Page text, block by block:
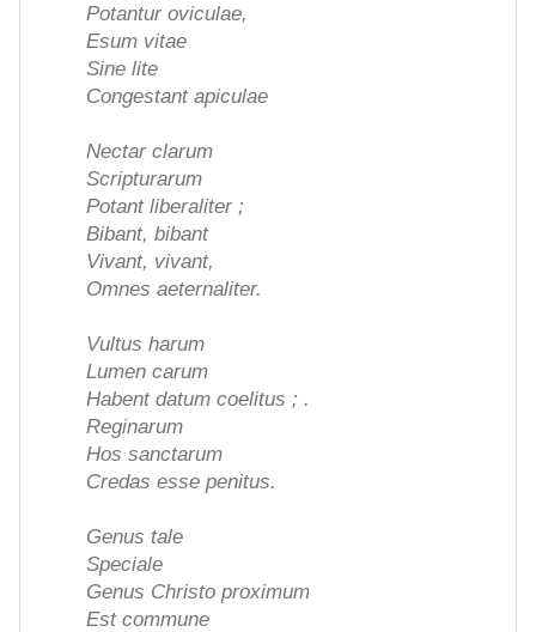
Potantur oviculae,
Esum vitae
Sine lite
Congestant apiculae
Nectar clarum
Scripturarum
Potant liberaliter ;
Bibant, bibant
Vivant, vivant,
Omnes aeternaliter.
Vultus harum
Lumen carum
Habent datum coelitus ; .
Reginarum
Hos sanctarum
Credas esse penitus.
Genus tale
Speciale
Genus Christo proximum
Est commune